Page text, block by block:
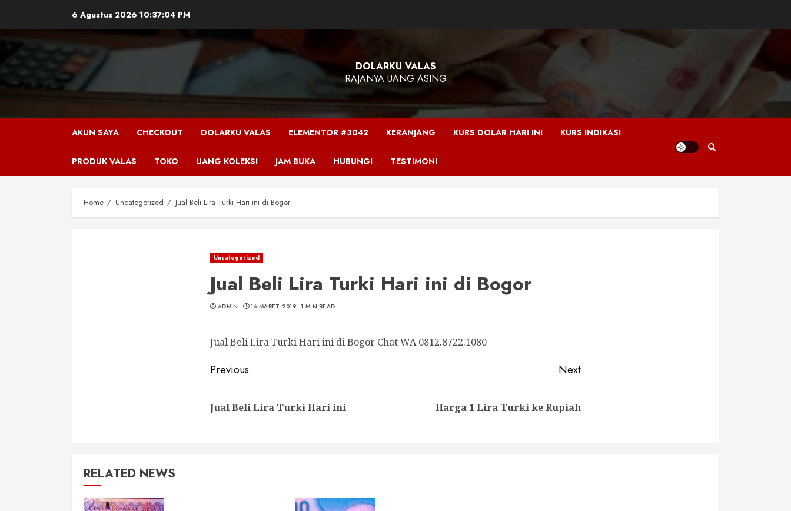
6 Agustus 2026 10:37:04 PM
DOLARKU VALAS
RAJANYA UANG ASING
AKUN SAYA CHECKOUT DOLARKU VALAS ELEMENTOR #3042 KERANJANG KURS DOLAR HARI INI KURS INDIKASI
PRODUK VALAS TOKO UANG KOLEKSI JAM BUKA HUBUNGI TESTIMONI
Home Uncategorized Jual Beli Lira Turki Hari ini di Bogor
Uncategorized
Jual Beli Lira Turki Hari ini di Bogor
ADMIN 16 MARET 2019 1 MIN READ
Jual Beli Lira Turki Hari ini di Bogor Chat WA 0812.8722.1080
Continue
Previous
Previous
Jual Beli Lira Turki Hari ini
Next
Harga 1 Lira Turki ke Rupiah
RELATED NEWS